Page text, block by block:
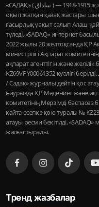
«САДАҚ» ( ساداق ) — 1915-1918 ж.ж Уфадағы «Ғалия» медресесінде
оқып жатқан қазақ жастары
ғасырлық уақыт салып Алаш
түледі, «SADAQ» интернет
2022 жылы 20 желтоқсанда ҚР
министрлігі Ақпарат
ақпарат агенттігін және
KZ69VPY00061352 куәлігі
/ Садақ» журналы дейтін қос
наурызда ҚР Мәдениет және
комитетінің Мерзімді
қайта есепке қою туралы №
атауы ресми бекітілді, «SADAQ»
жалғастырады.
Тренд жазбалар